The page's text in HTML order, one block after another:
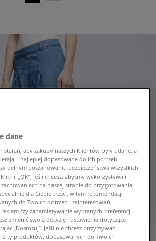
dane
starań, aby zakupy naszych Klientów były udane, a
– najlepiej dopasowane do ich potrzeb.
pełnym poszanowaniu bezpieczeństwa wszystkich
„OK”, jeśli chcesz, abyśmy wykorzystywali
na naszej stronie do przygotowania
dla Ciebie treści, w tym rekomendacji
do Twoich potrzeb i zainteresowań,
czy zapamiętywanie wybranych preferencji.
zmienić swoją decyzję i ustawienia dotyczące
„Dostosuj”. Jeśli nie chcesz otrzymywać
produktów, dopasowanych do Twoich